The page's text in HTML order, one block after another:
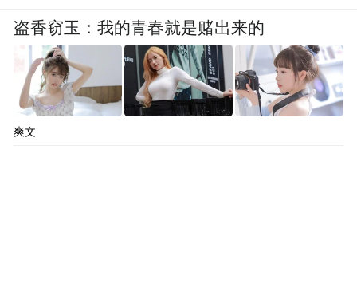
卧室
盗香窃玉：我的青春就是赌出来的
爽文